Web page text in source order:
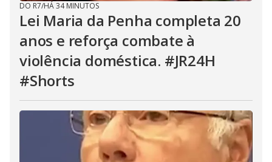
DO R7/HÁ 34 MINUTOS
Lei Maria da Penha completa 20
anos e reforça combate à
violência doméstica. #JR24H
#Shorts